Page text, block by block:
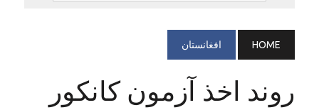
HOME افغانستان
روند اخذ آزمون کانکور